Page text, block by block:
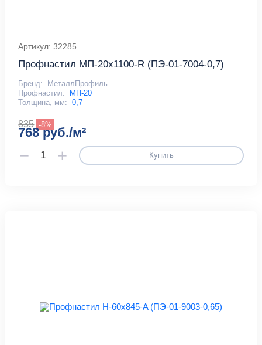
Артикул: 32285
Профнастил МП-20x1100-R (ПЭ-01-7004-0,7)
Бренд:
МеталлПрофиль
Профнастил:
МП-20
Толщина, мм: 0,7
835 -8%
768 руб./м²
Купить